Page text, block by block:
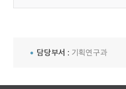
담당부서 : 기획연구과